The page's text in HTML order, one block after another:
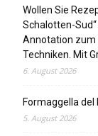
Wollen Sie
Schalotten-
Annotation zum
Techniken. Mit
6. August 2026
Formaggella del
5. August 2026